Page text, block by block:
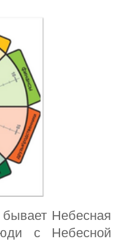
бывает Небесная
с Небесной